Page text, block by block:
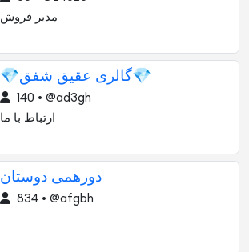
مدیر فروش
💎گالری عقیق شفق💎
140 • @ad3gh
ارتباط با ما
دورهمی دوستان
834 • @afgbh